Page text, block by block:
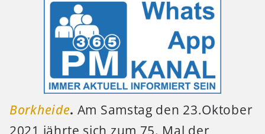
Borkheide. Am Samstag den 23.Oktober
2021 jährte sich zum 75. Mal der